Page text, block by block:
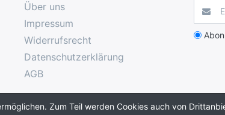
Über uns
Impressum
Widerrufsrecht
Datenschutzerklärung
AGB
Zum Teil werden Cookies auch von